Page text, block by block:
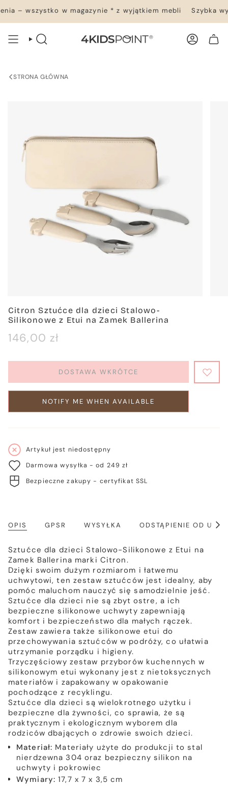
do
treści
– wszystko w magazynie * z wyjątkiem mebli Szybka
WYSZUKIWANIE KONTO
STRONA GŁÓWNA
Citron Sztućce dla dzieci Stalowo-
Silikonowe z Etui na Zamek Ballerina
Cena
146,00 zł
DOSTAWA WKRÓTCE
NOTIFY ME WHEN AVAILABLE
Artykuł jest niedostępny
Darmowa wysyłka - od 249 zł
Bezpieczne zakupy - certyfikat SSL
OPIS GPSR WYSYŁKA ODSTĄPIENIE OD
Sztućce dla dzieci Stalowo-Silikonowe z Etui na
Zamek Ballerina marki Citron.
Dzięki swoim dużym rozmiarom i łatwemu
uchwytowi, ten zestaw sztućców jest idealny, aby
pomóc maluchom nauczyć się samodzielnie jeść.
Sztućce dla dzieci nie są zbyt ostre, a ich
bezpieczne silikonowe uchwyty zapewniają
komfort i bezpieczeństwo dla małych rączek.
Zestaw zawiera także silikonowe etui do
przechowywania sztućców w podróży, co ułatwia
utrzymanie porządku i higieny.
Trzyczęściowy zestaw przyborów kuchennych w
silikonowym etui wykonany jest z nietoksycznych
materiałów i zapakowany w opakowanie
pochodzące z recyklingu.
Sztućce dla dzieci są wielokrotnego użytku i
bezpieczne dla żywności, co sprawia, że są
praktycznym i ekologicznym wyborem dla
rodziców dbających o zdrowie swoich dzieci.
Materiał: Materiały użyte do produkcji to stal
nierdzewna 304 oraz bezpieczny silikon na
uchwyty i pokrowiec
Wymiary: 17,7 x 7 x 3,5 cm